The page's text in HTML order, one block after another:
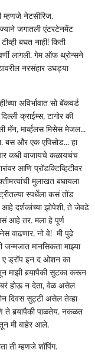
म्हणजे नेटसीरिज.
जगातली एंटरटेनमेंट
बघत नाही! किती
लागली. गेम ऑफ थ्रोन्सने
नरसंहार उघड्या
अविर्भावात सो बॅकवर्ड
क्राईम्स, टागोर की
मॅन, मार्व्हलस मिसेस मेजल...
बस और एक एपिसोड... हा
कधी वाजायचे कळायचंच
आणि प्रॉडक्टिव्हिटीवर
मुलाखत बघायला
स्पर्धेला कसं तोंड
आहे दर्शकांच्या झोपेशी, ते जेवढे
आहे तर. मला हे पूर्ण
वाढणार. नो वे! मी पुढे
मानसिकता माझ्या
ए ड्रॉप इन द ओशन का
माझी बर्‍यापैकी सुटका करून
होऊ न देता, वेळ असेल
दिवस सुट्टी असेल तेव्हा
ते बर्‍यापैकी पाळतेय. नकळत
मी बाहेर आले.
ती म्हणजे शॉपिंग.